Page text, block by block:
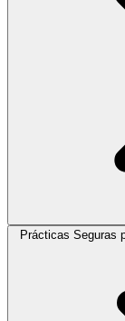
Prácticas Seguras